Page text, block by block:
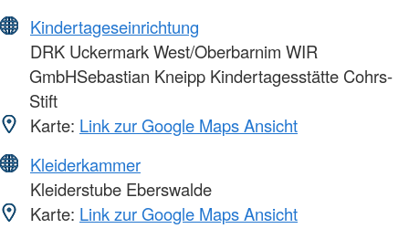
Kindertageseinrichtung
DRK Uckermark West/Oberbarnim WIR
GmbHSebastian Kneipp Kindertagesstätte Cohrs-
Stift
Karte: Link zur Google Maps Ansicht
Kleiderkammer
Kleiderstube Eberswalde
Karte: Link zur Google Maps Ansicht